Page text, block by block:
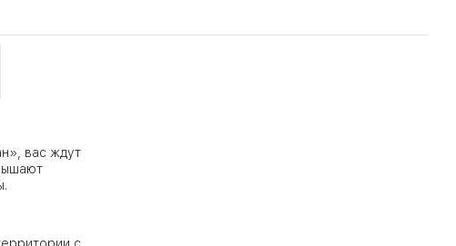
вас ждут